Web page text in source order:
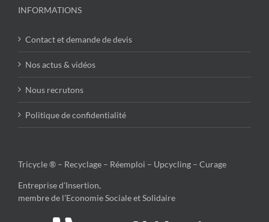
INFORMATIONS
Contact et demande de devis
Nos actus & vidéos
Nous recrutons
Politique de confidentialité
Tricycle ® – Recyclage – Réemploi – Upcycling – Curage
Entreprise d’Insertion,
membre de l’Economie Sociale et Solidaire